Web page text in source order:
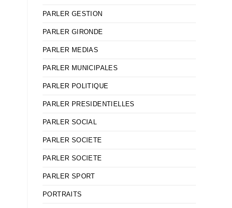
PARLER GESTION
PARLER GIRONDE
PARLER MEDIAS
PARLER MUNICIPALES
PARLER POLITIQUE
PARLER PRESIDENTIELLES
PARLER SOCIAL
PARLER SOCIETE
PARLER SOCIETE
PARLER SPORT
PORTRAITS